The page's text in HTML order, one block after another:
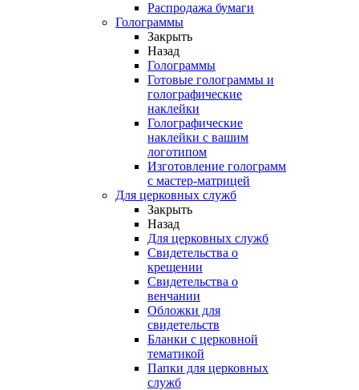
Распродажа бумаги
Голограммы
Закрыть
Назад
Голограммы
Готовые голограммы и
голографические
наклейки
Голографические
наклейки с вашим
логотипом
Изготовление голограмм
с мастер-матрицей
Для церковных служб
Закрыть
Назад
Для церковных служб
Свидетельства о
крещении
Свидетельства о
венчании
Обложки для
свидетельств
Бланки с церковной
тематикой
Папки для церковных
служб